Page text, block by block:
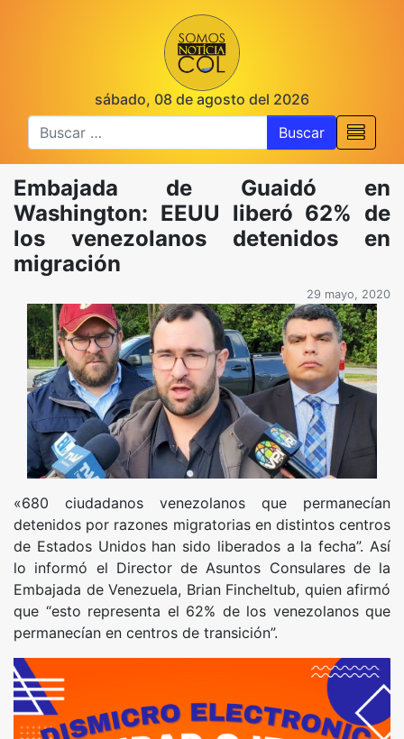
sábado, 08 de agosto del 2026
Buscar
Embajada de Guaidó en
Washington: EEUU liberó 62% de
los venezolanos detenidos en
migración
29 mayo, 2020
«680 ciudadanos venezolanos que permanecían
detenidos por razones migratorias en distintos centros
de Estados Unidos han sido liberados a la fecha”. Así
lo informó el Director de Asuntos Consulares de la
Embajada de Venezuela, Brian Fincheltub, quien afirmó
que “esto representa el 62% de los venezolanos que
permanecían en centros de transición”.